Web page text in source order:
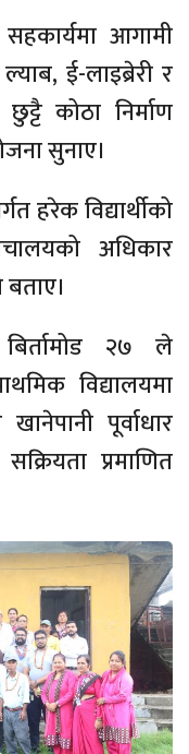
आगामी
ई-लाइब्रेरी र
कोठा निर्माण
सुनाए।
हरेक विद्यार्थीको
अधिकार
बताए।
२७ ले
विद्यालयमा
पूर्वाधार
प्रमाणित